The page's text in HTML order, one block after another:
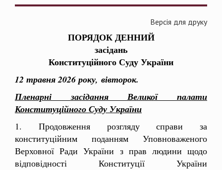
Версія для друку
ПОРЯДОК ДЕННИЙ
засідань
Конституційного Суду України
12 травня 2026 року, вівторок.
Пленарні засідання Великої палати
Конституційного Суду України
1. Продовження розгляду справи за
конституційним поданням Уповноваженого
Верховної Ради України з прав людини щодо
відповідності Конституції України